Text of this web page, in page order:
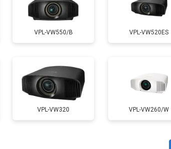
VPL-VW550/B VPL-VW520ES
VPL-VW320 VPL-VW260/W